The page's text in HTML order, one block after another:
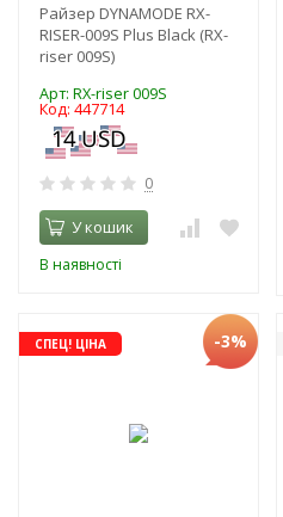
Райзер DYNAMODE RX-
RISER-009S Plus Black (RX-
riser 009S)
Арт: RX-riser 009S
Код: 447714
0
У кошик
В наявності
СПЕЦ! ЦІНА -3%